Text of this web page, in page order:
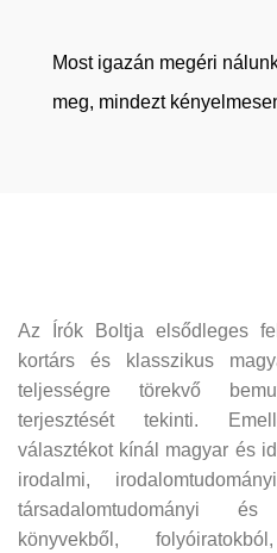
Most igazán megéri
meg, mindezt
Az Írók Boltja elsődleges
kortárs és klasszikus
teljességre törekvő
terjesztését tekinti.
választékot kínál magyar és
irodalmi,
társadalomtudományi és
könyvekből,